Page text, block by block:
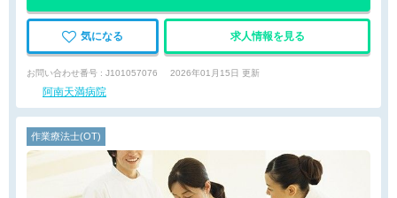
気になる 求人情報を見る
お問い合わせ番号 : J101057076 2026年01月15日 更新
阿南天満病院
作業療法士(OT)